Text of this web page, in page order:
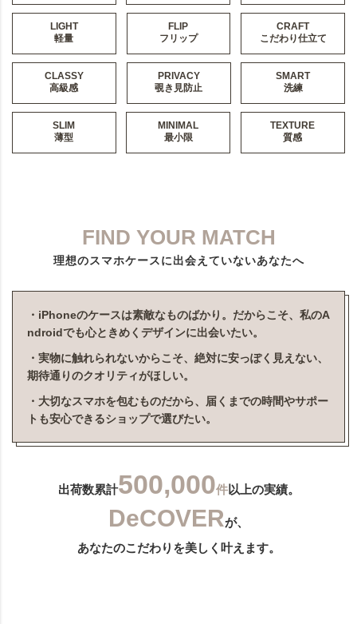
LIGHT
軽量
FLIP
フリップ
CRAFT
こだわり仕立て
CLASSY
高級感
PRIVACY
覗き見防止
SMART
洗練
SLIM
薄型
MINIMAL
最小限
TEXTURE
質感
FIND YOUR MATCH
理想のスマホケースに出会えていないあなたへ
・iPhoneのケースは素敵なものばかり。だからこそ、私のA
ndroidでも心ときめくデザインに出会いたい。
・実物に触れられないからこそ、絶対に安っぽく見えない、
期待通りのクオリティがほしい。
・大切なスマホを包むものだから、届くまでの時間やサポー
トも安心できるショップで選びたい。
出荷数累計500,000件以上の実績。
DeCOVERが、
あなたのこだわりを美しく叶えます。